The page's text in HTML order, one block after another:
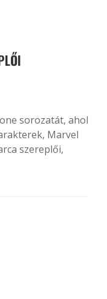
sorozatát, ahol
Marvel
szereplői,